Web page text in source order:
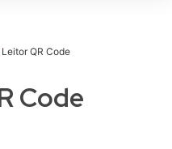
QR Code
Code